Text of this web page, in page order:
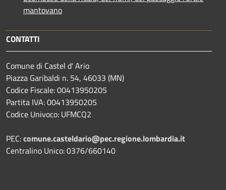
mantovano
CONTATTI
Comune di Castel d' Ario
Piazza Garibaldi n. 54, 46033 (MN)
Codice Fiscale: 00413950205
Partita IVA: 00413950205
Codice Univoco: UFMCQ2
PEC:comune.casteldario@pec.regione.lombardia.it
Centralino Unico: 0376/660140